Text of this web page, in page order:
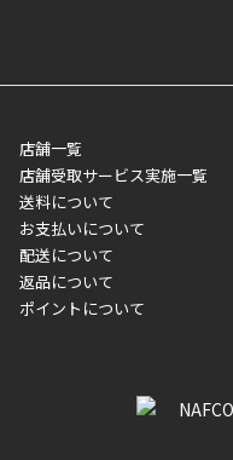
■商品によっては一部決済
す。
業日にてお引渡しとなりま
メーカー直送品など一部商
制限がかかる場合がござい
異なる場合がございます。
い。
■店舗受取をご選択いただ
ご注文が確認出来次第、お
をさせていただきます。店
いただく場合がございます
のみの受け渡しとなります
ん）店舗で準備が出来次第
店舗一覧
店舗受取サービス実施一覧
送料について
お支払いについて
配送について
返品について
ポイントについて